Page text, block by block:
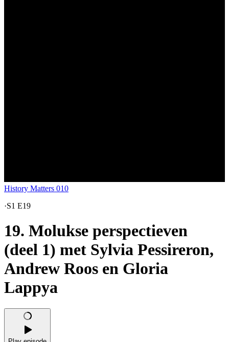
History Matters 010
·S1 E19
19. Molukse perspectieven
(deel 1) met Sylvia Pessireron,
Andrew Roos en Gloria
Lappya